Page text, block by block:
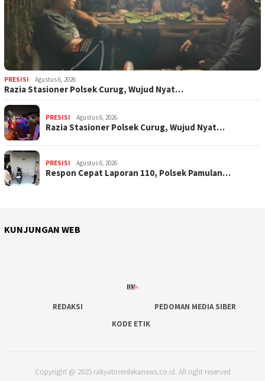
PRESISI Agustus 6, 2026
Razia Stasioner Polsek Curug, Wujud Nyat…
PRESISI Agustus 6, 2026
Razia Stasioner Polsek Curug, Wujud Nyat…
PRESISI Agustus 6, 2026
Respon Cepat Laporan 110, Polsek Pamulan…
KUNJUNGAN WEB
REDAKSI
PEDOMAN MEDIA SIBER
KODE ETIK
Copyright @ 2025 rakyatmerdekanews.co.id. All right reserved